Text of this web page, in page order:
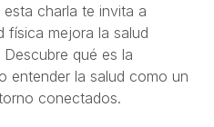
charla te invita a
física mejora la salud
qué es la
entender la salud como un
conectados.